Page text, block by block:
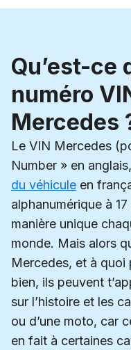
Qu’est-ce
numéro
Mercedes
Le VIN Mercedes
Number » en
du véhicule en
alphanumérique à
manière unique
monde. Mais alors
Mercedes, et à quoi
bien, ils peuvent
sur l’histoire et les
ou d’une moto, car
en fait à certaines